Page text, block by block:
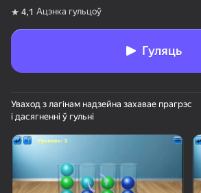
Павярніце
Гульня працуе толькі ў
арыентацыі
4,1 Ацэнка гульцоў
Гуляць
Уваход з лагінам надзейна захавае прагрэс
і дасягненні ў гульні